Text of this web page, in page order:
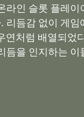
라인 슬롯 플레이
리듬감 없이 게
연처럼 배열되었
듬을 인지하는